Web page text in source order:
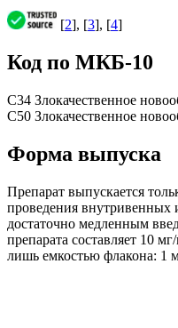
[2], [3], [4]
Код по МКБ-10
C34 Злокачественное
C50 Злокачественное
Форма выпуска
Препарат выпускается
проведения внутривенных
достаточно медленным
препарата составляет 10
лишь емкостью флакона: 1